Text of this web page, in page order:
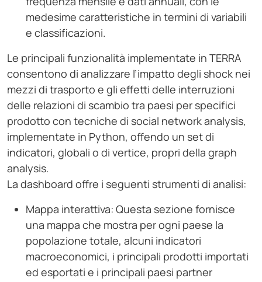
medesime caratteristiche in termini di variabili
e classificazioni.
Le principali funzionalità implementate in TERRA
consentono di analizzare l’impatto degli shock nei
mezzi di trasporto e gli effetti delle interruzioni
delle relazioni di scambio tra paesi per specifici
prodotto con tecniche di social network analysis,
implementate in Python, offendo un set di
indicatori, globali o di vertice, propri della graph
analysis.
La dashboard offre i seguenti strumenti di analisi:
Mappa interattiva: Questa sezione fornisce
una mappa che mostra per ogni paese la
popolazione totale, alcuni indicatori
macroeconomici, i principali prodotti importati
ed esportati e i principali paesi partner